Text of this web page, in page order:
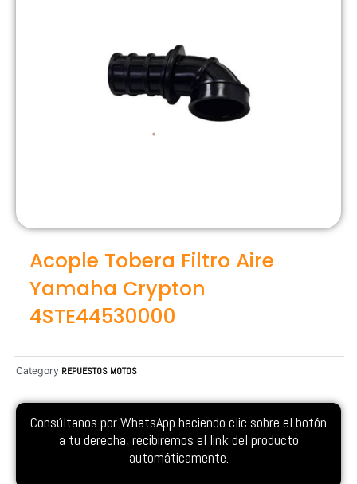
Acople Tobera Filtro Aire
Yamaha Crypton
4STE44530000
Category REPUESTOS MOTOS
Consúltanos por WhatsApp haciendo clic sobre el botón
a tu derecha, recibiremos el link del producto
automáticamente.